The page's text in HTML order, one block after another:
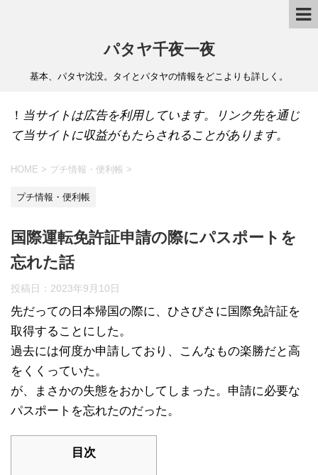
パタヤ千夜一夜
基本、パタヤ沈没。タイとパタヤの情報をどこよりも詳しく。
！ 当サイトは広告を利用しています。リンク先を通じ
て当サイトに収益がもたらされることがあります。
HOME > プチ情報・便利帳 >
プチ情報・便利帳
国際運転免許証申請の際にパスポートを
忘れた話
投稿日： 2023年9月10日
先だっての日本帰国の際に、ひさびさに国際免許証を
取得することにした。
過去には何度か申請しており、こんなもの楽勝だと高
をくくっていた。
が、まさかの失態をおかしてしまった。申請に必要な
パスポートを忘れたのだった。
目次